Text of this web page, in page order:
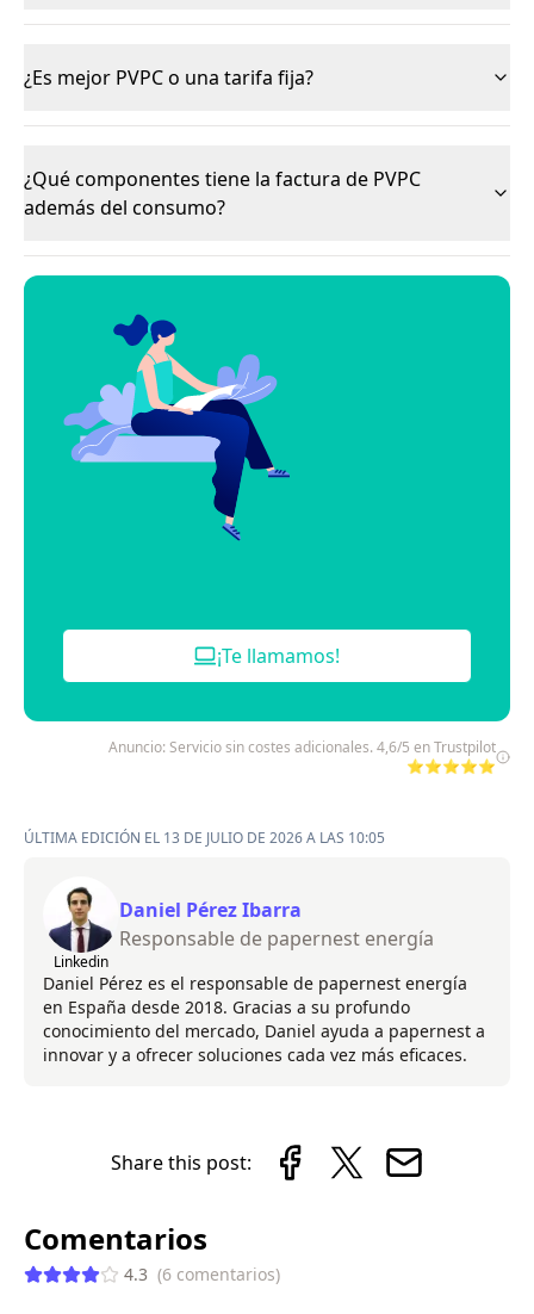
¿Es mejor PVPC o una tarifa fija?
¿Qué componentes tiene la factura de PVPC
además del consumo?
¡Te llamamos!
Anuncio: Servicio sin costes adicionales. 4,6/5 en Trustpilot
⭐⭐⭐⭐⭐
ÚLTIMA EDICIÓN EL 13 DE JULIO DE 2026 A LAS 10:05
Linkedin
Daniel Pérez Ibarra
Responsable de papernest energía
Daniel Pérez es el responsable de papernest energía
en España desde 2018. Gracias a su profundo
conocimiento del mercado, Daniel ayuda a papernest a
innovar y a ofrecer soluciones cada vez más eficaces.
Share this post:
Comentarios
4.3 (6 comentarios)